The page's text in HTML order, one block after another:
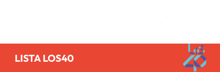
LISTA LOS40